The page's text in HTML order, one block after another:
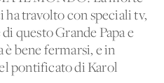
ha travolto con speciali tv,
questo Grande Papa e
bene fermarsi, e in
pontificato di Karol